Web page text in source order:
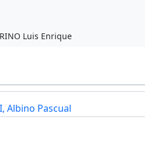
Luis Enrique
Albino Pascual